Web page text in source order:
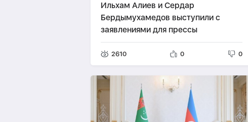
Ильхам Алиев и Сердар
Бердымухамедов выступили с
заявлениями для прессы
2610 0 0